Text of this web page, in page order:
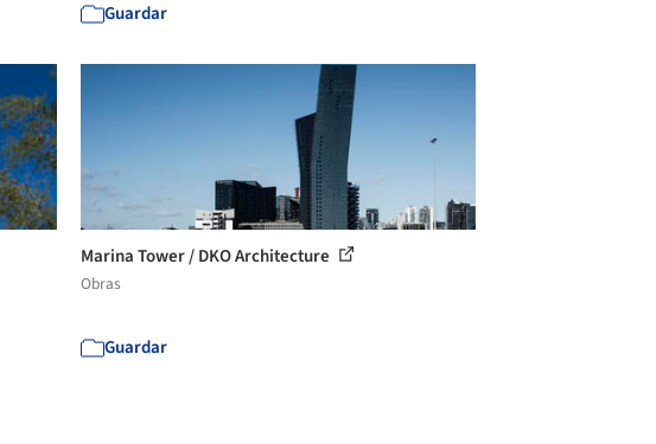
Guardar
Marina Tower / DKO Architecture
Obras
Guardar